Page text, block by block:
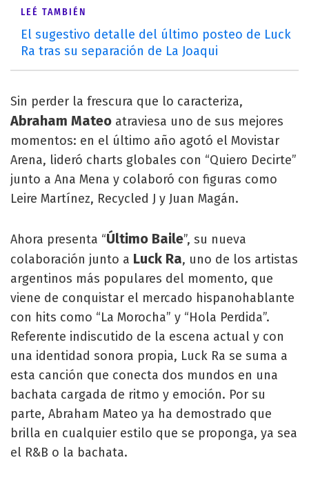
LEÉ TAMBIÉN
El sugestivo detalle del último posteo de Luck
Ra tras su separación de La Joaqui
Sin perder la frescura que lo caracteriza,
Abraham Mateo atraviesa uno de sus mejores
momentos: en el último año agotó el Movistar
Arena, lideró charts globales con “Quiero Decirte”
junto a Ana Mena y colaboró con figuras como
Leire Martínez, Recycled J y Juan Magán.
Ahora presenta “Último Baile”, su nueva
colaboración junto a Luck Ra, uno de los artistas
argentinos más populares del momento, que
viene de conquistar el mercado hispanohablante
con hits como “La Morocha” y “Hola Perdida”.
Referente indiscutido de la escena actual y con
una identidad sonora propia, Luck Ra se suma a
esta canción que conecta dos mundos en una
bachata cargada de ritmo y emoción. Por su
parte, Abraham Mateo ya ha demostrado que
brilla en cualquier estilo que se proponga, ya sea
el R&B o la bachata.